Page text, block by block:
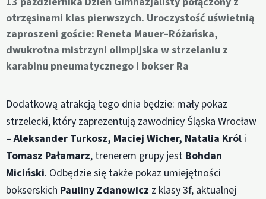
otrzęsinami klas pierwszych. Uroczystość uświetnią
zaproszeni goście: Reneta Mauer–Różańska,
dwukrotna mistrzyni olimpijska w strzelaniu z
karabinu pneumatycznego i bokser Ra
Dodatkową atrakcją tego dnia będzie: mały pokaz
strzelecki, który zaprezentują zawodnicy Śląska Wrocław
–Aleksander Turkosz, Maciej Wicher, Natalia Król i
Tomasz Pałamarz, trenerem grupy jest Bohdan
Miciński. Odbędzie się także pokaz umiejętności
bokserskich Pauliny Zdanowicz z klasy 3f, aktualnej